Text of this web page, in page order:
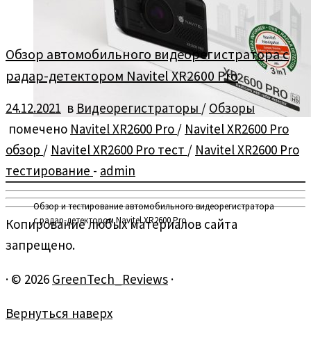
Обзор и тестирование автомобильного видеорегистратора
с радар-детектором Navitel XR2600 Pro
Обзор автомобильного видеорегистратора с
радар-детектором Navitel XR2600 Pro
24.12.2021 в Видеорегистраторы / Обзоры
помечено Navitel XR2600 Pro / Navitel XR2600 Pro
обзор / Navitel XR2600 Pro тест / Navitel XR2600 Pro
тестирование - admin
Копирование любых материалов сайта
запрещено.
· © 2026 GreenTech_Reviews ·
Вернуться наверх